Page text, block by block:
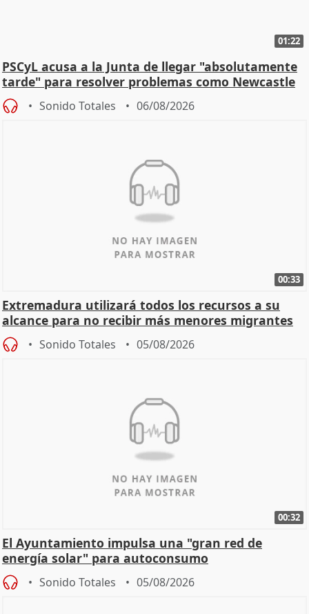
01:22
PSCyL acusa a la Junta de llegar "absolutamente
tarde" para resolver problemas como Newcastle
Sonido Totales 06/08/2026
00:33
Extremadura utilizará todos los recursos a su
alcance para no recibir más menores migrantes
Sonido Totales 05/08/2026
00:32
El Ayuntamiento impulsa una "gran red de
energía solar" para autoconsumo
Sonido Totales 05/08/2026